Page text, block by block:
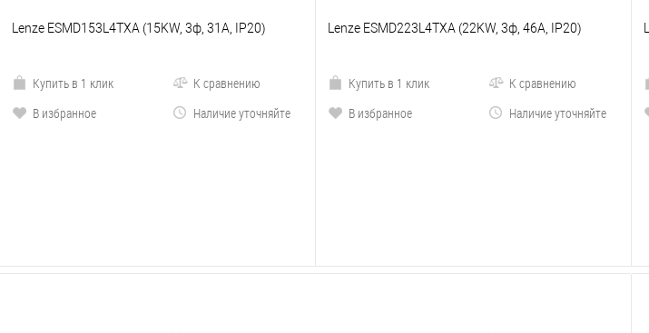
Lenze ESMD153L4TXA (15KW, 3ф, 31A, IP20)
Купить в 1 клик
К сравнению
В избранное
Наличие уточняйте
Lenze ESMD223L4TXA (22KW, 3ф, 46A, IP20)
Купить в 1 клик
К сравнению
В избранное
Наличие уточняйте